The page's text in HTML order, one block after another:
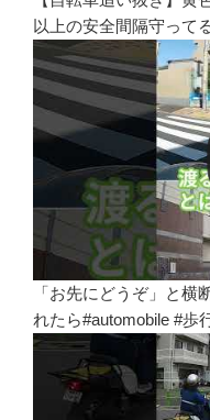
以上の安全間隔守って
「お先にどうぞ」と横
れたら#automobile #歩